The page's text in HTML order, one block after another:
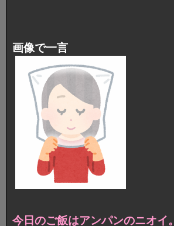
画像で一言
今日のご飯はアンパンのニオイ。